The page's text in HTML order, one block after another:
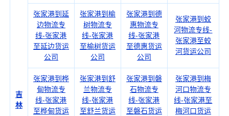
吉
林
张家港到延
边物流专
线-张家港
至延边货运
公司
张家港到榆
树物流专
线-张家港
至榆树货运
公司
张家港到德
惠物流专
线-张家港
至德惠货运
公司
张家港到蛟
河物流专线-
张家港至蛟
河货运公司
张家港到桦
甸物流专
线-张家港
至桦甸货运
张家港到舒
兰物流专
线-张家港
至舒兰货运
张家港到磐
石物流专
线-张家港
至磐石货运
张家港到梅
河口物流专
线-张家港至
梅河口货运